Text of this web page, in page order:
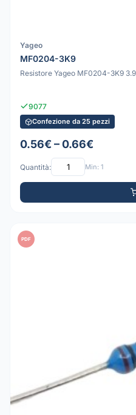
Yageo
MF0204-3K9
Resistore Yageo MF0204-3K9
9077
Confezione da 25 pezzi
0.56€ – 0.66€
Quantità: Min: 1
PDF